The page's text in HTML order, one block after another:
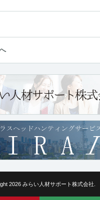
2026 みらい人材サポート株式会社.